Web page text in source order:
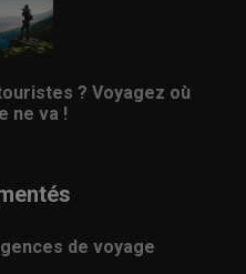
? Voyagez où
ne va !
de voyage